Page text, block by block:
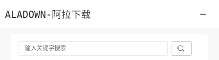
ALADOWN-阿拉下载
